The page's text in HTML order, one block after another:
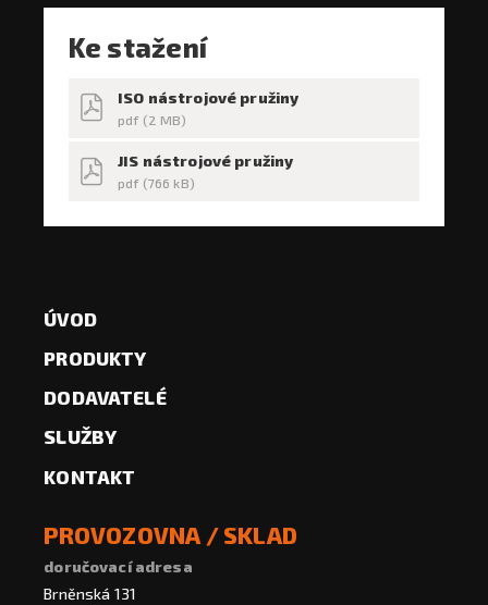
Ke stažení
ISO nástrojové pružiny
pdf (2 MB)
JIS nástrojové pružiny
pdf (766 kB)
PROVOZOVNA / SKLAD
doručovací adresa
Brněnská 131
ÚVOD
PRODUKTY
DODAVATELÉ
SLUŽBY
KONTAKT